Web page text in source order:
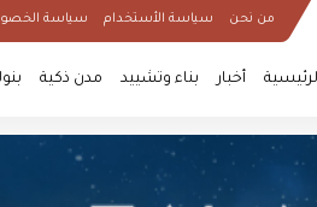
من نحن سياسة الأستخدام سياسة
أخبار بناء وتشييد مدن ذكية